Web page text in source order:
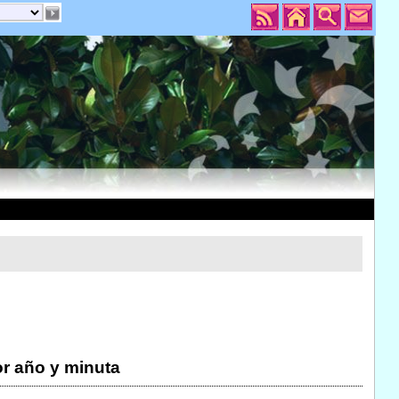
año y minuta